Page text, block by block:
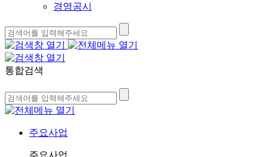
경영공시
통합검색
주요사업
주요사업